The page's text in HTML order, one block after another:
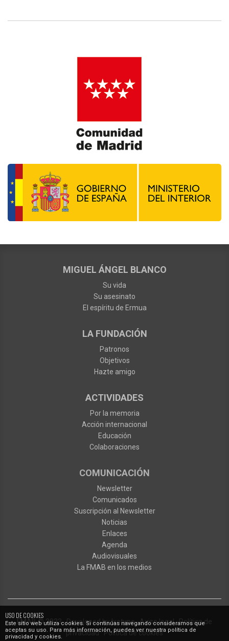
USO DE COOKIES
Este sitio web utiliza cookies. Si continúas navegando consideramos que
aceptas su uso. Para más información, puedes ver nuestra política de
privacidad y cookies.
MIGUEL ÁNGEL BLANCO
Su vida
Su asesinato
El espíritu de Ermua
LA FUNDACIÓN
Patronos
Objetivos
Hazte amigo
ACTIVIDADES
Por la memoria
Acción internacional
Educación
Colaboraciones
COMUNICACIÓN
Newsletter
Comunicados
Suscripción al Newsletter
Noticias
Enlaces
Agenda
Audiovisuales
La FMAB en los medios
FMAB© 2023·Developed byIxotype·Aviso legal·Política de
privacidad·Política de cookies